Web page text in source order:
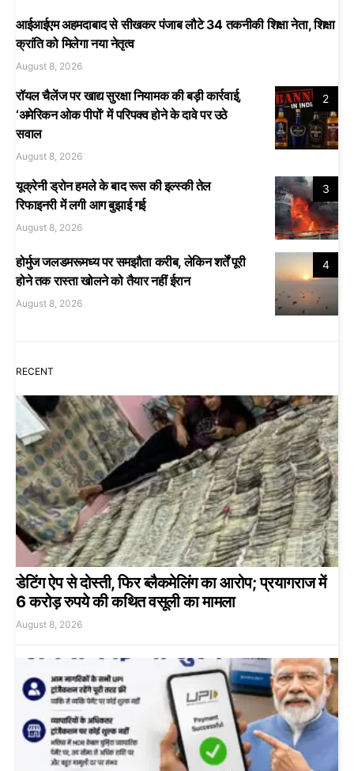
आईआईएम अहमदाबाद से सीखकर पंजाब लौटे 34 तकनीकी शिक्षा नेता, शिक्षा
क्रांति को मिलेगा नया नेतृत्व
August 8, 2026
2
रॉयल चैलेंज पर खाद्य सुरक्षा नियामक की बड़ी कार्रवाई,
‘अमेरिकन ओक पीपों’ में परिपक्व होने के दावे पर उठे
सवाल
August 8, 2026
3
यूक्रेनी ड्रोन हमले के बाद रूस की इल्स्की तेल
रिफाइनरी में लगी आग बुझाई गई
August 8, 2026
4
होर्मुज जलडमरूमध्य पर समझौता करीब, लेकिन शर्तें पूरी
होने तक रास्ता खोलने को तैयार नहीं ईरान
August 8, 2026
RECENT
डेटिंग ऐप से दोस्ती, फिर ब्लैकमेलिंग का आरोप; प्रयागराज में
6 करोड़ रुपये की कथित वसूली का मामला
August 8, 2026